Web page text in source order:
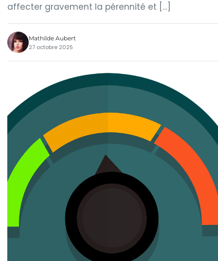
affecter gravement la pérennité et […]
Mathilde Aubert
27 octobre 2025